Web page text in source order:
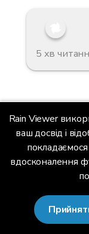
5 хв
Rain Viewer
ваш досвід і
покладаємося
вдосконалення
Головна
Скільки
радарній карті